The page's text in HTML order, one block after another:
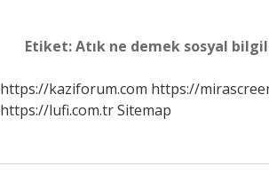
Etiket:Atık ne demek sosyal
https://kaziforum.com https://
https://lufi.com.trSitemap